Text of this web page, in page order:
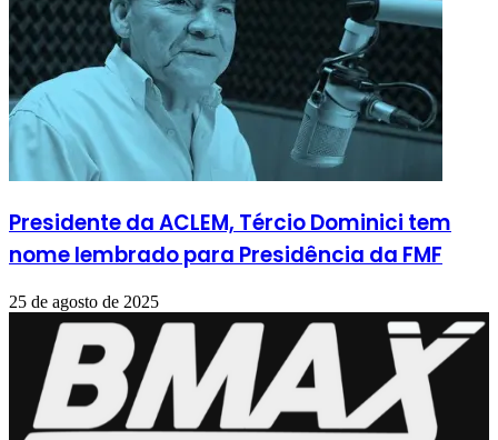
Presidente da ACLEM, Tércio Dominici tem
nome lembrado para Presidência da FMF
25 de agosto de 2025